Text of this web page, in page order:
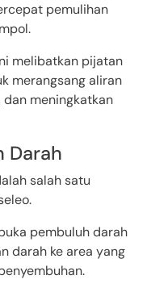
pemulihan
melibatkan pijatan
merangsang aliran
meningkatkan
Darah
salah satu
pembuluh darah
darah ke area yang